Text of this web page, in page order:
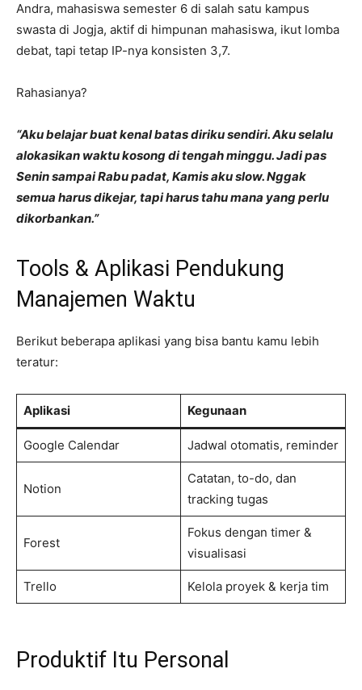
Andra, mahasiswa semester 6 di salah satu kampus
swasta di Jogja, aktif di himpunan mahasiswa, ikut lomba
debat, tapi tetap IP-nya konsisten 3,7.
Rahasianya?
“Aku belajar buat kenal batas diriku sendiri. Aku selalu
alokasikan waktu kosong di tengah minggu. Jadi pas
Senin sampai Rabu padat, Kamis aku slow. Nggak
semua harus dikejar, tapi harus tahu mana yang perlu
dikorbankan.”
Tools & Aplikasi Pendukung
Manajemen Waktu
Berikut beberapa aplikasi yang bisa bantu kamu lebih
teratur:
Aplikasi Kegunaan
Google Calendar Jadwal otomatis, reminder
Notion
Catatan, to-do, dan
tracking tugas
Forest
Fokus dengan timer &
visualisasi
Trello Kelola proyek & kerja tim
Produktif Itu Personal